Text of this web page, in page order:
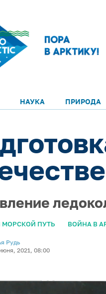
НАУКА ПРИРОДА
МОРСКОЙ ПУТЬ ВОЙНА В
Рудь
2021, 08:00